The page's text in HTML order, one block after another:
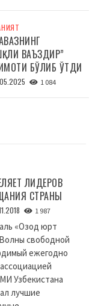
ВАЪЗДИР”
БЎЛИБ ЎТДИ
1 084
ЛИДЕРОВ
СТРАНЫ
1 987
«Озод юрт
свободной
ежегодно
Узбекистана
лучшие